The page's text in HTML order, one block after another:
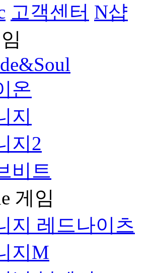
고객센터 N샵
온
지
지2
비트
게임
지 레드나이츠
지M